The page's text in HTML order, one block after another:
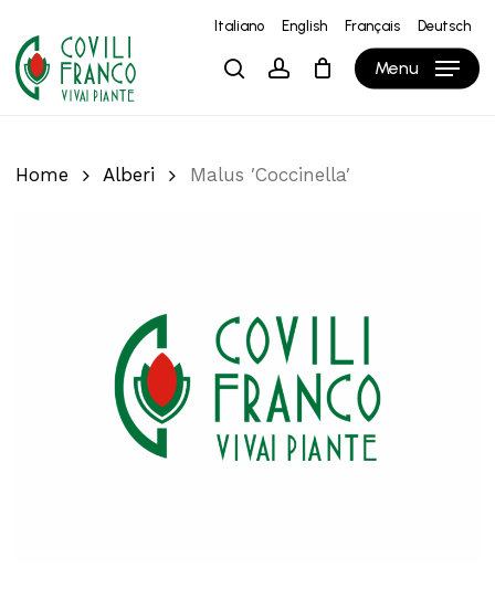
main
content
Italiano English Français Deutsch
searchaccount Menu
Carrello Close
Cart
Home Alberi Malus ′Coccinella′